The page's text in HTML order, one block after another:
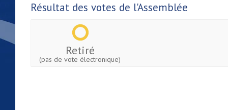
Résultat des votes de l'Assemblée
Retiré
(pas de vote électronique)